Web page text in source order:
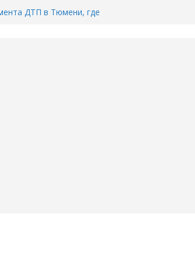
ДТП в Тюмени, где